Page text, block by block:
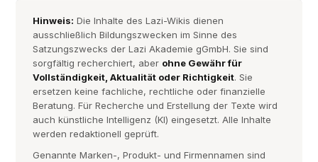
Hinweis: Die Inhalte des Lazi-Wikis dienen
ausschließlich Bildungszwecken im Sinne des
Satzungszwecks der Lazi Akademie gGmbH. Sie sind
sorgfältig recherchiert, aber ohne Gewähr für
Vollständigkeit, Aktualität oder Richtigkeit. Sie
ersetzen keine fachliche, rechtliche oder finanzielle
Beratung. Für Recherche und Erstellung der Texte wird
auch künstliche Intelligenz (KI) eingesetzt. Alle Inhalte
werden redaktionell geprüft.
Genannte Marken-, Produkt- und Firmennamen sind